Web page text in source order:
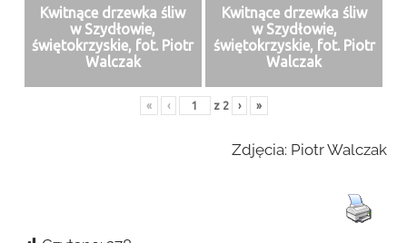
Kwitnące drzewka śliw
w Szydłowie,
świętokrzyskie, fot. Piotr
Walczak
Kwitnące drzewka śliw
w Szydłowie,
świętokrzyskie, fot. Piotr
Walczak
« ‹ z 2 › »
Zdjęcia: Piotr Walczak